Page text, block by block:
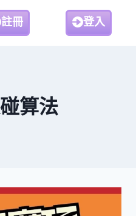
註冊 登入
算法